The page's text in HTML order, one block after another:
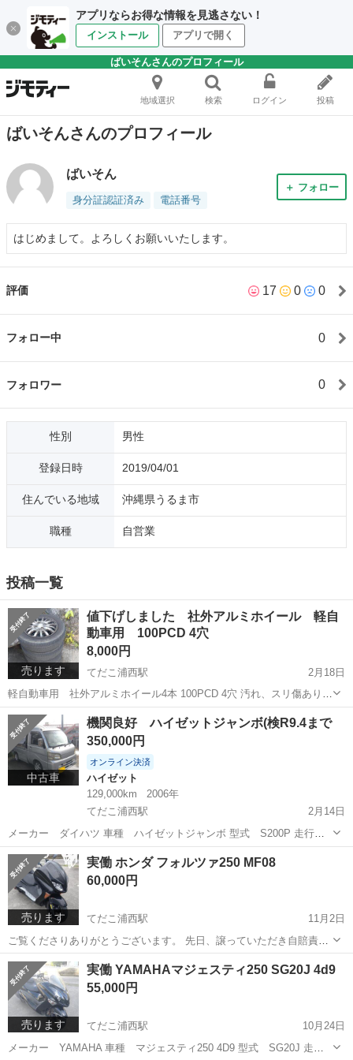
アプリならお得な情報を見逃さない！
インストール アプリで開く
ばいそんさんのプロフィール
地域選択 検索 ログイン 投稿
ばいそんさんのプロフィール
ばいそん
身分証認証済み 電話番号
＋ フォロー
はじめまして。よろしくお願いいたします。
評価 17 0 0
フォロー中 0
フォロワー 0
性別 男性
登録日時 2019/04/01
住んでいる地域 沖縄県うるま市
職種 自営業
投稿一覧
売ります
値下げしました 社外アルミホイール 軽自
動車用 100PCD 4穴
8,000円
てだこ浦西駅
2月18日
軽自動車用 社外アルミホイール4本 100PCD 4穴 汚れ、スリ傷あり
先日車検は通りましたが タイヤは消耗品ですので 交換前提のおまけ程
度としてお考えください。 20年43周目 小ヒビ多数 ちょい溝あり
沖縄 うるま市 てだこ浦西駅 タイヤ、ホイール
軽自動車
中古車
機関良好 ハイゼットジャンボ(検R9.4まで
350,000円
オンライン決済
ハイゼット
129,000km
2006年
てだこ浦西駅
2月14日
メーカー ダイハツ 車種 ハイゼットジャンボ 型式 S200P 走行距
離 129,000km 当車両は5MTになります。 カスタム多数 ローダウ
ン、マフラー2本出し、サイドパネル、アオリ板延長(車検対応の為ボ
ルト固定) ...
沖縄 うるま市 てだこ浦西駅
売ります
実働 ホンダ フォルツァ250 MF08
60,000円
てだこ浦西駅
11月2日
ご覧くださりありがとうございます。 先日、譲っていただき自賠責5
年で登録しましたが、 予定が変わり不要になりましたので放置車にな
る前に必要な方がいましたらいかがでしょうか？ 走る、曲がる、止ま
るは問題ありませんが たまにカ...
沖縄 うるま市
売ります
実働 YAMAHAマジェスティ250 SG20J 4d9
55,000円
てだこ浦西駅
10月24日
メーカー YAMAHA 車種 マジェスティ250 4D9 型式 SG20J 走行